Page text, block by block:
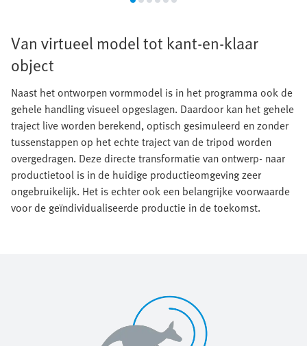
Van virtueel model tot kant-en-klaar
object
Naast het ontworpen vormmodel is in het programma ook de
gehele handling visueel opgeslagen. Daardoor kan het gehele
traject live worden berekend, optisch gesimuleerd en zonder
tussenstappen op het echte traject van de tripod worden
overgedragen. Deze directe transformatie van ontwerp- naar
productietool is in de huidige productieomgeving zeer
ongebruikelijk. Het is echter ook een belangrijke voorwaarde
voor de geïndividualiseerde productie in de toekomst.